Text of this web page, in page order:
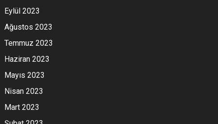
Eylül 2023
Ağustos 2023
Temmuz 2023
Haziran 2023
Mayıs 2023
Nisan 2023
Mart 2023